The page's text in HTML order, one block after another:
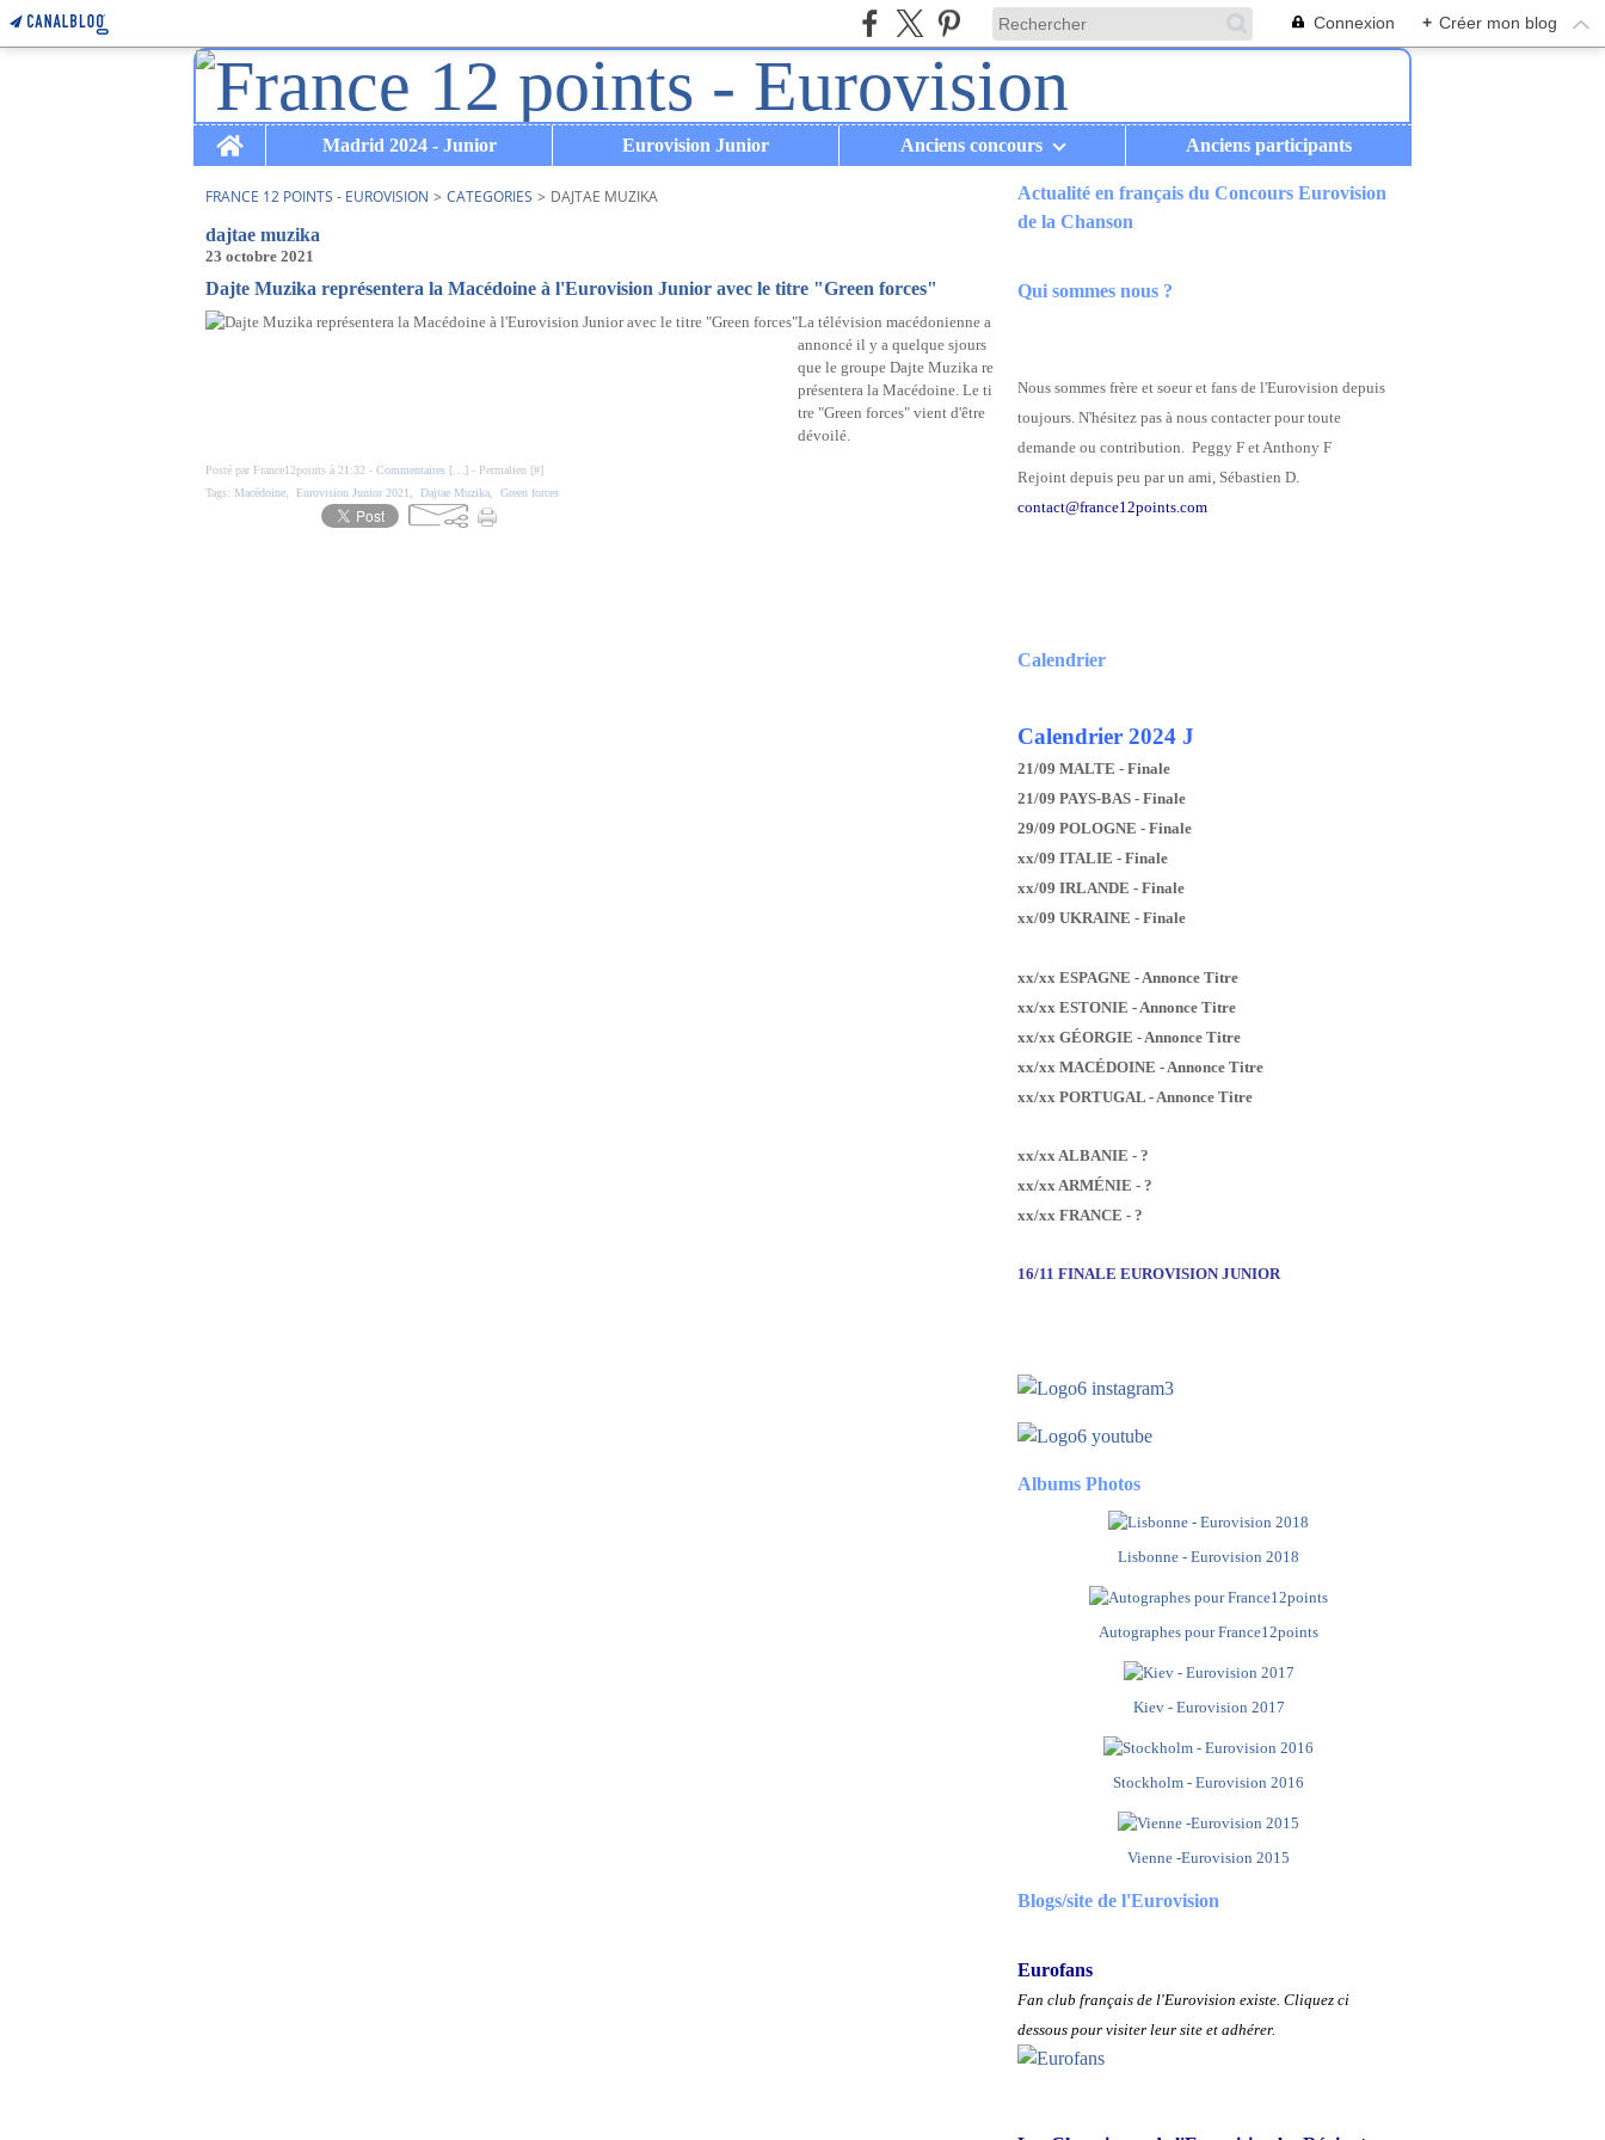
Connexion + Créer mon blog
Home
Madrid 2024 - Junior Eurovision Junior Anciens concours Anciens participants
FRANCE 12 POINTS - EUROVISION > CATEGORIES > DAJTAE MUZIKA
dajtae muzika
23 octobre 2021
Dajte Muzika représentera la Macédoine à l'Eurovision Junior avec le titre "Green forces"
La télévision macédonienne a
annoncé il y a quelque sjours
que le groupe Dajte Muzika re
présentera la Macédoine. Le ti
tre "Green forces" vient d'être
dévoilé.
Posté par France12points à 21:32 - Commentaires [ ] - Permalien [#]
Tags: Macédoine Eurovision Junior 2021 Dajtae Muzika Green forces
Actualité en français du Concours Eurovision
de la Chanson
Qui sommes nous ?
Nous sommes frère et soeur et fans de l'Eurovision depuis
toujours. N'hésitez pas à nous contacter pour toute
demande ou contribution. Peggy F et Anthony F
Rejoint depuis peu par un ami, Sébastien D.
contact@france12points.com
Calendrier
Calendrier 2024 J
21/09 MALTE - Finale
21/09 PAYS-BAS - Finale
29/09 POLOGNE - Finale
xx/09 ITALIE - Finale
xx/09 IRLANDE - Finale
xx/09 UKRAINE - Finale
xx/xx ESPAGNE - Annonce Titre
xx/xx ESTONIE - Annonce Titre
xx/xx GÉORGIE - Annonce Titre
xx/xx MACÉDOINE - Annonce Titre
xx/xx PORTUGAL - Annonce Titre
xx/xx ALBANIE - ?
xx/xx ARMÉNIE - ?
xx/xx FRANCE - ?
16/11 FINALE EUROVISION JUNIOR
Albums Photos
Lisbonne - Eurovision 2018
Autographes pour France12points
Kiev - Eurovision 2017
Stockholm - Eurovision 2016
Vienne -Eurovision 2015
Blogs/site de l'Eurovision
Eurofans
Fan club français de l'Eurovision existe. Cliquez ci
dessous pour visiter leur site et adhérer.